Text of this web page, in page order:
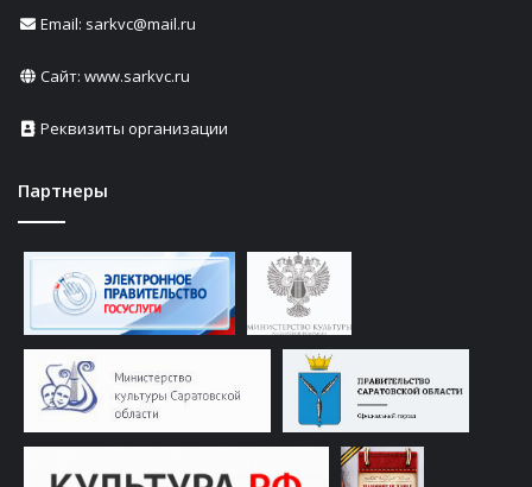
Email: sarkvc@mail.ru
Сайт: www.sarkvc.ru
Реквизиты организации
Партнеры